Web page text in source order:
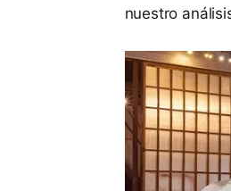
nuestro